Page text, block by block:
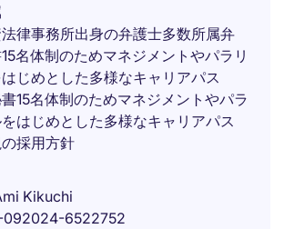
律事務所出身の弁護士多数所属弁
名体制のためマネジメントやパラリ
じめとした多様なキャリアパス
15名体制のためマネジメントやパラ
はじめとした多様なキャリアパス
採用方針
Kikuchi
6522752